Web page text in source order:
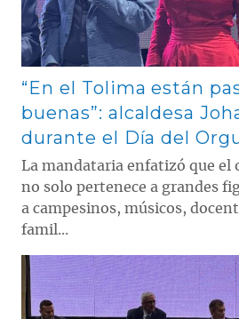
“En el Tolima están
buenas”: alcaldesa
durante el Día del
La mandataria enfatizó que
no solo pertenece a grandes
a campesinos, músicos,
famil...
Contenido multimedia principal